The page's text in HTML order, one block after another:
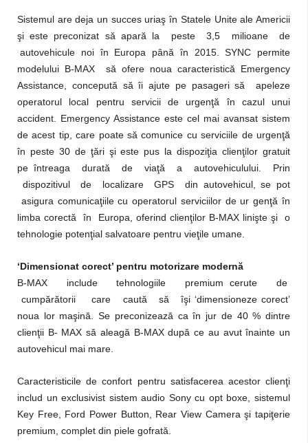
Sistemul are deja un succes uriaş în Statele Unite ale Americii
şi este preconizat să apară la peste 3,5 milioane de
autovehicule noi în Europa până în 2015. SYNC permite
modelului B-MAX să ofere noua caracteristică Emergency
Assistance, concepută să îi ajute pe pasageri să apeleze
operatorul local pentru servicii de urgenţă în cazul unui
accident. Emergency Assistance este cel mai avansat sistem
de acest tip, care poate să comunice cu serviciile de urgenţă
în peste 30 de ţări şi este pus la dispoziţia clienţilor gratuit
peîntreaga durată de viaţă a autovehiculului. Prin
dispozitivul de localizare GPS din autovehicul, se pot
asigura comunicaţiile cu operatorul serviciilor de ur genţă în
limba corectă în Europa, oferind clienţilor B-MAX linişte şi o
tehnologie potenţial salvatoare pentru vieţile umane.
‘Dimensionat corect’ pentru motorizare modernă
B-MAX include tehnologiile premium cerute de
cumpărătorii care caută să îşi ‘dimensioneze corect’
noua lor maşină. Se preconizează ca în jur de 40 % dintre
clienţii B- MAX să aleagă B-MAX după ce au avut înainte un
autovehicul mai mare.
Caracteristicile de confort pentru satisfacerea acestor clienţi
includ un exclusivist sistem audio Sony cu opt boxe, sistemul
Key Free, Ford Power Button, Rear View Camera şi tapiţerie
premium, complet din piele gofrată.